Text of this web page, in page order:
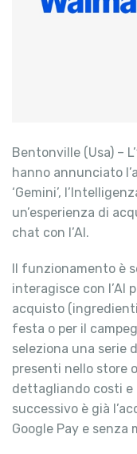
Bentonville (Usa) –
hanno annunciato
‘Gemini’,
un’esperienza di
chat con l’AI.
Il funzionamento è
interagisce con l’AI
acquisto
festa o per il
seleziona una serie
presenti nello store
dettagliando costi e
successivo è già
Google Pay e senza